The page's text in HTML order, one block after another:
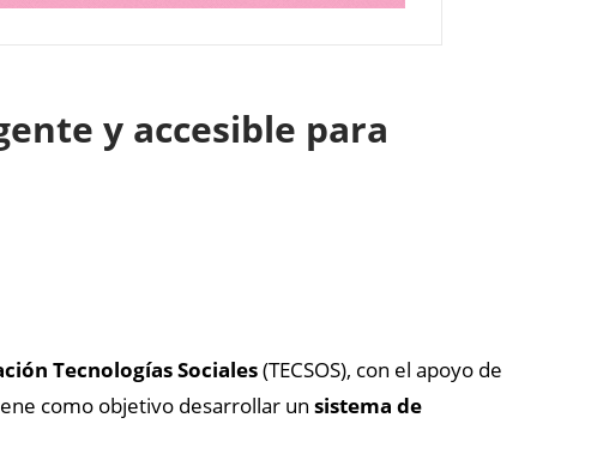
y accesible para
Tecnologías Sociales(TECSOS), con el apoyo de
como objetivo desarrollar un sistema de